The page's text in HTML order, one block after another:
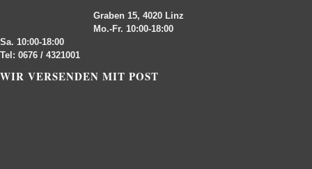
Graben 15, 4020 Linz
Mo.-Fr. 10:00-18:00
Sa. 10:00-18:00
Tel: 0676 / 4321001
WIR VERSENDEN MIT POST